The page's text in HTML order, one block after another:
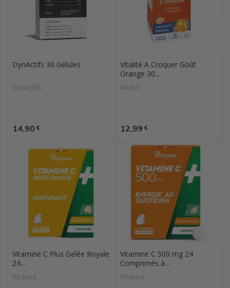
DynActifs 30 Gélules
Synactifs
Prix
14,90 €
Vitalité A Croquer Goût
Orange 30...
Alvityl
Prix
12,99 €
Vitamine C Plus Gelée Royale
24...
Vitavea
Vitamine C 500 mg 24
Comprimés à...
Vitavea